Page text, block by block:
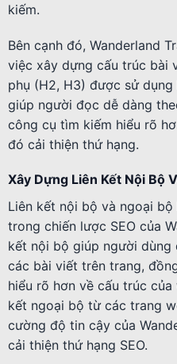
kiếm.
Bên cạnh đó, Wanderland
việc xây dựng cấu trúc bài
phụ (H2, H3) được sử
giúp người đọc dễ dàng
công cụ tìm kiếm hiểu rõ
đó cải thiện thứ hạng.
Xây Dựng Liên Kết Nội Bộ
Liên kết nội bộ và ngoại
trong chiến lược SEO của
kết nội bộ giúp người dùng
các bài viết trên trang,
hiểu rõ hơn về cấu trúc
kết ngoại bộ từ các trang
cường độ tin cậy của
cải thiện thứ hạng SEO.